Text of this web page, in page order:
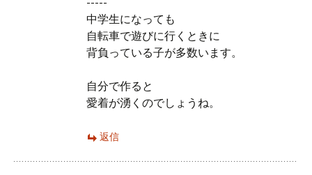
中学生になっても
自転車で遊びに行くときに
背負っている子が多数います。
自分で作ると
愛着が湧くのでしょうね。
返信